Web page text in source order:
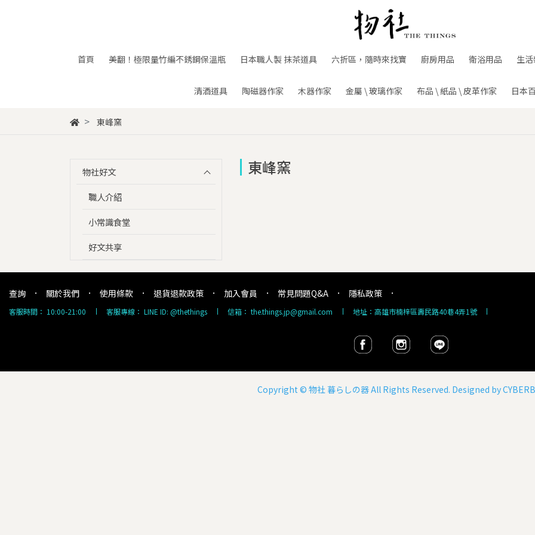
首頁 美翻！極限量竹編不銹鋼保溫瓶 日本職人製 抹茶道具 六折區，隨時來找寶 廚房用品 衛浴用品 生
清酒道具 陶磁器作家 木器作家 金屬 \ 玻璃作家 布品 \ 紙品 \ 皮革作家 日本
東峰窯
物社好文
職人介紹
小常識食堂
好文共享
東峰窯
查詢 關於我們 使用條款 退貨退款政策 加入會員 常見問題Q&A 隱私政策
客服時間： 10:00-21:00 客服專線： LINE ID: @thethings 信箱： the.things.jp@gmail.com 地址：高雄市楠梓區壽民路40巷4弄1號
Copyright © 物社 暮らしの器All Rights Reserved. Designed by